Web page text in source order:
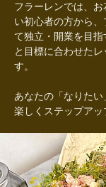
フラーレンでは、
い初心者の方から
て独立・開業を目
と目標に合わせた
す。
あなたの「なりた
楽しくステップアッ